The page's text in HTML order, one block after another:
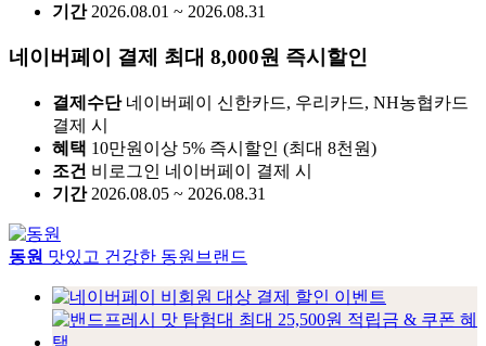
기간 2026.08.01 ~ 2026.08.31
네이버페이 결제 최대 8,000원 즉시할인
결제수단 네이버페이 신한카드, 우리카드, NH농협카드
결제 시
혜택 10만원이상 5% 즉시할인 (최대 8천원)
조건 비로그인 네이버페이 결제 시
기간 2026.08.05 ~ 2026.08.31
동원 맛있고 건강한 동원브랜드